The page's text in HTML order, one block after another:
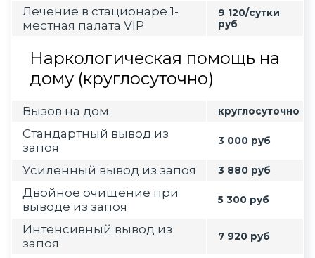
Лечение в стационаре 1-
местная палата VIP
9 120/сутки
руб
Наркологическая помощь на
дому (круглосуточно)
Вызов на дом круглосуточно
Стандартный вывод из
запоя
3 000 руб
Усиленный вывод из запоя 3 880 руб
Двойное очищение при
выводе из запоя
5 300 руб
Интенсивный вывод из
запоя
7 920 руб